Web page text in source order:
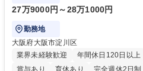
27万9000円～28万1000円
勤務地
大阪府大阪市淀川区
業界未経験歓迎
年間休日120日以上
賞与あり
育休あり 完全週休2日制